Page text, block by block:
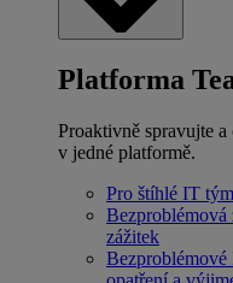
Platforma
Proaktivně spravujte
v jedné platformě.
Pro štíhlé IT
Bezproblémová
zážitek
Bezproblémové